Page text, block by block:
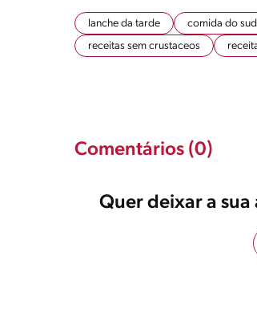
lanche da tarde comida do
receitas sem crustaceos
Comentários (0)
Quer deixar a sua